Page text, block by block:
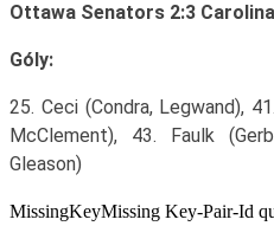
Ottawa Senators 2:3
Góly:
25. Ceci (Condra, Legwand),
McClement), 43. Faulk
Gleason)